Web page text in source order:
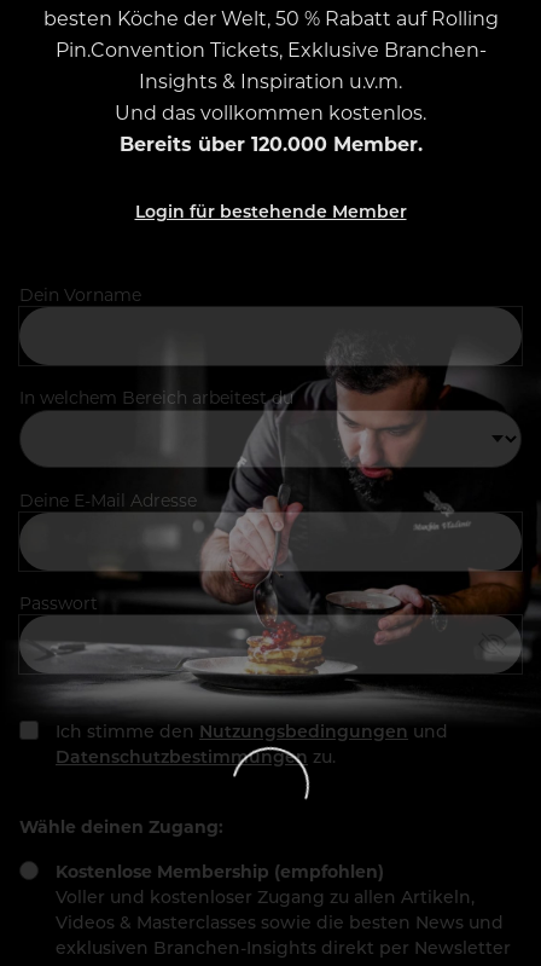
besten Köche der Welt, 50 % Rabatt auf Rolling
Pin.Convention Tickets, Exklusive Branchen-
Insights & Inspiration u.v.m.
Und das vollkommen kostenlos.
Bereits über 120.000 Member.
Login für bestehende Member
Dein Vorname
In welchem Bereich arbeitest du
Deine E-Mail Adresse
Passwort
Ich stimme den Nutzungsbedingungen und
Datenschutzbestimmungen zu.
Wähle deinen Zugang:
Kostenlose Membership (empfohlen)
Voller und kostenloser Zugang zu allen Artikeln,
Videos & Masterclasses sowie die besten News und
exklusiven Branchen-Insights direkt per Newsletter